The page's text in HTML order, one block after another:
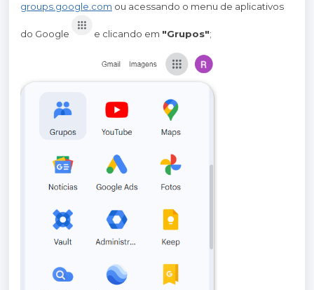
groups.google.com ou acessando o menu de aplicativos
do Google e clicando em "Grupos";